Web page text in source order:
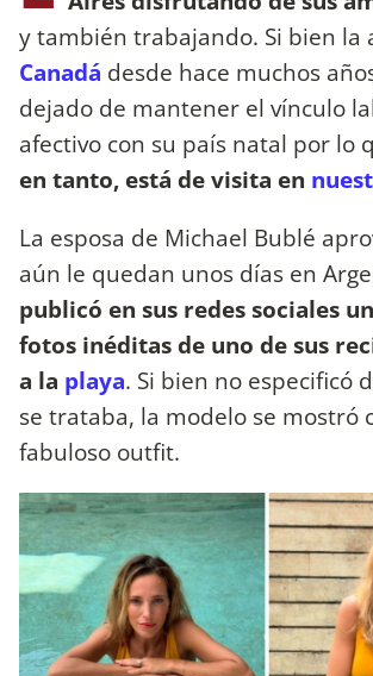
y también trabajando. Si bien la
Canadá desde hace muchos
dejado de mantener el vínculo
afectivo con su país natal por lo
en tanto, está de visita en
La esposa de Michael Bublé
aún le quedan unos días en
publicó en sus redes sociales
fotos inéditas de uno de sus
a la playa. Si bien no especificó
se trataba, la modelo se mostró
fabuloso outfit.